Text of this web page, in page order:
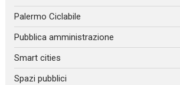
Palermo Ciclabile
Pubblica amministrazione
Smart cities
Spazi pubblici